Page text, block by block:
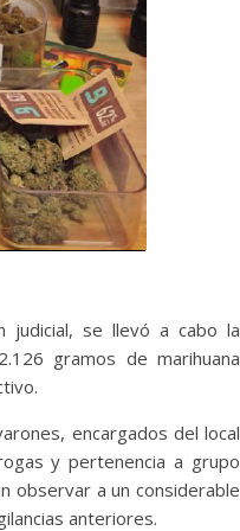
judicial, se llevó a cabo la
gramos de marihuana
encargados del local
y pertenencia a grupo
observar a un considerable
anteriores.